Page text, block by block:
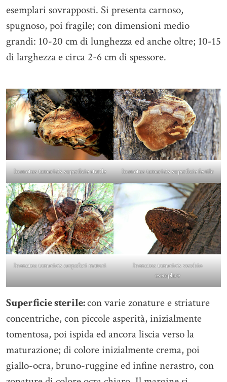
esemplari sovrapposti. Si presenta carnoso,
spugnoso, poi fragile; con dimensioni medio
grandi: 10-20 cm di lunghezza ed anche oltre; 10-15
di larghezza e circa 2-6 cm di spessore.
Inonotus tamaricis superficie sterile Inonotus tamaricis superficie fertile
Inonotus tamaricis carpofori maturi
Inonotus tamaricis vecchio
esemplare
Superficie sterile:con varie zonature e striature
concentriche, con piccole asperità, inizialmente
tomentosa, poi ispida ed ancora liscia verso la
maturazione; di colore inizialmente crema, poi
giallo-ocra, bruno-ruggine ed infine nerastro, con